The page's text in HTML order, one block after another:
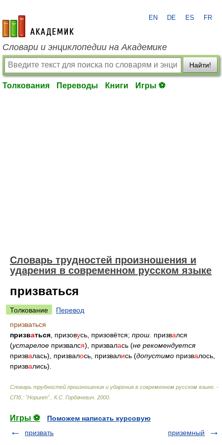
academic.ru
EN DE ES FR
Словари и энциклопедии на Академике
Найти!
Толкования Переводы Книги Игры ⚽
Словарь трудностей произношения и
ударения в современном русском языке
призваться
Толкование
Перевод
призваться
призваться , призовусь, призовётся; прош. призвался
(устарелое призвался), призвалась (не рекомендуется
призвалась), призвалось, призвались (допустимо призвалось,
призвались).
Словарь трудностей произношения и ударения в современном русском языке. -
СПб.: "Норинт".
К.С. Горбачевич 2000
Игры ⚽
Поможем написать курсовую
призвать
приземный